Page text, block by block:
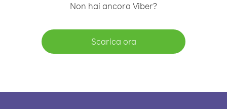
Non hai ancora Viber?
Scarica ora